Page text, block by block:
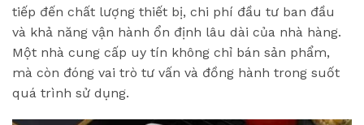
tiếp đến chất lượng thiết bị, chi phí đầu tư ban đầu
và khả năng vận hành ổn định lâu dài của nhà hàng.
Một nhà cung cấp uy tín không chỉ bán sản phẩm,
mà còn đóng vai trò tư vấn và đồng hành trong suốt
quá trình sử dụng.